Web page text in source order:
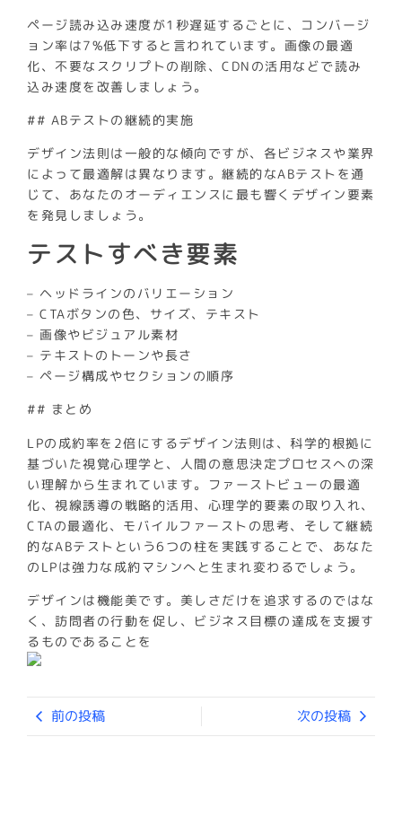
ページ読み込み速度が1秒遅延するごとに、コンバージ
ョン率は7%低下すると言われています。画像の最適
化、不要なスクリプトの削除、CDNの活用などで読み
込み速度を改善しましょう。
## ABテストの継続的実施
デザイン法則は一般的な傾向ですが、各ビジネスや業界
によって最適解は異なります。継続的なABテストを通
じて、あなたのオーディエンスに最も響くデザイン要素
を発見しましょう。
テストすべき要素
– ヘッドラインのバリエーション
– CTAボタンの色、サイズ、テキスト
– 画像やビジュアル素材
– テキストのトーンや長さ
– ページ構成やセクションの順序
## まとめ
LPの成約率を2倍にするデザイン法則は、科学的根拠に
基づいた視覚心理学と、人間の意思決定プロセスへの深
い理解から生まれています。ファーストビューの最適
化、視線誘導の戦略的活用、心理学的要素の取り入れ、
CTAの最適化、モバイルファーストの思考、そして継続
的なABテストという6つの柱を実践することで、あなた
のLPは強力な成約マシンへと生まれ変わるでしょう。
デザインは機能美です。美しさだけを追求するのではな
く、訪問者の行動を促し、ビジネス目標の達成を支援す
るものであることを
前の投稿 次の投稿